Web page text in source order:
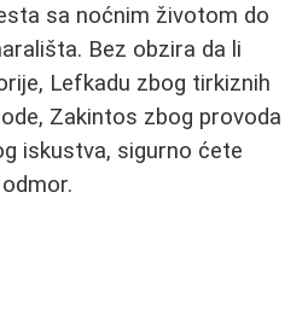
sa noćnim životom do
Bez obzira da li
Lefkadu zbog tirkiznih
Zakintos zbog provoda
iskustva, sigurno ćete